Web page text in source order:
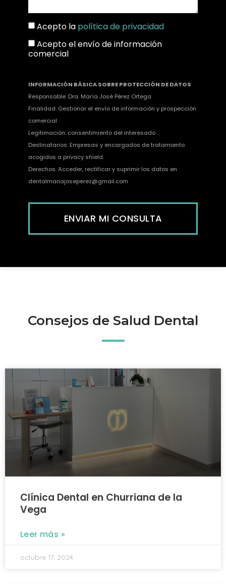
Acepto la política de privacidad
Acepto el envío de información
comercial
INFORMACIÓN BÁSICA SOBRE PROTECCIÓN DE DATOS
Responsable: Dra. María José Pérez Ortega
Finalidad: Gestionar el envío de información y prospección
comercial
Legitimación: consentimiento del interesado
Destinatarios: Empresas y encargados de tratamiento
acogidos a privacy shield.
Derechos: Acceder, rectificar y suprimir los datos en
dentalmariajoseperez@gmail.com
ENVIAR MI CONSULTA
Consejos de Salud Dental
Clínica Dental en Churriana de la
Vega
Leer más »
octubre 17, 2024